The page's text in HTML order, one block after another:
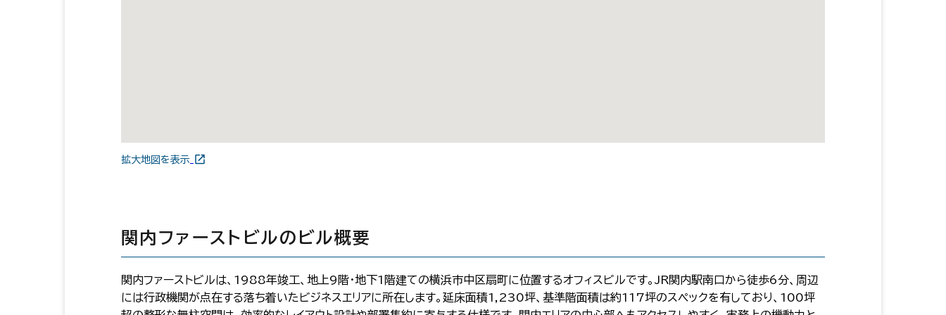
拡大地図を表示
関内ファーストビルのビル概要
関内ファーストビルは、1988年竣工、地上9階・地下1階建ての横浜市中区扇町に位置するオフィスビルです。JR関内駅南口から徒歩6分、周辺
には行政機関が点在する落ち着いたビジネスエリアに所在します。延床面積1,230坪、基準階面積は約117坪のスペックを有しており、100坪